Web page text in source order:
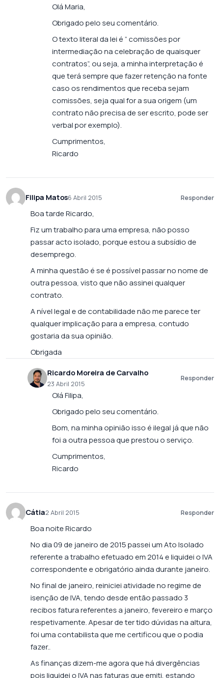
Olá Maria,
Obrigado pelo seu comentário.
O texto literal da lei é ” comissões por
intermediação na celebração de quaisquer
contratos”, ou seja, a minha interpretação é
que terá sempre que fazer retenção na fonte
caso os rendimentos que receba sejam
comissões, seja qual for a sua origem (um
contrato não precisa de ser escrito, pode ser
verbal por exemplo).
Cumprimentos,
Ricardo
Filipa Matos6 Abril 2015 Responder
Boa tarde Ricardo,
Fiz um trabalho para uma empresa, não posso
passar acto isolado, porque estou a subsídio de
desemprego.
A minha questão é se é possível passar no nome de
outra pessoa, visto que não assinei qualquer
contrato.
A nível legal e de contabilidade não me parece ter
qualquer implicação para a empresa, contudo
gostaria da sua opinião.
Obrigada
Ricardo Moreira de Carvalho
23 Abril 2015
Responder
Olá Filipa,
Obrigado pelo seu comentário.
Bom, na minha opinião isso é ilegal já que não
foi a outra pessoa que prestou o serviço.
Cumprimentos,
Ricardo
Cátia2 Abril 2015 Responder
Boa noite Ricardo
No dia 09 de janeiro de 2015 passei um Ato Isolado
referente a trabalho efetuado em 2014 e liquidei o IVA
correspondente e obrigatório ainda durante janeiro.
No final de janeiro, reiniciei atividade no regime de
isenção de IVA, tendo desde então passado 3
recibos fatura referentes a janeiro, fevereiro e março
respetivamente. Apesar de ter tido dúvidas na altura,
foi uma contabilista que me certificou que o podia
fazer..
As finanças dizem-me agora que há divergências
pois liquidei o IVA nas faturas que emiti, estando